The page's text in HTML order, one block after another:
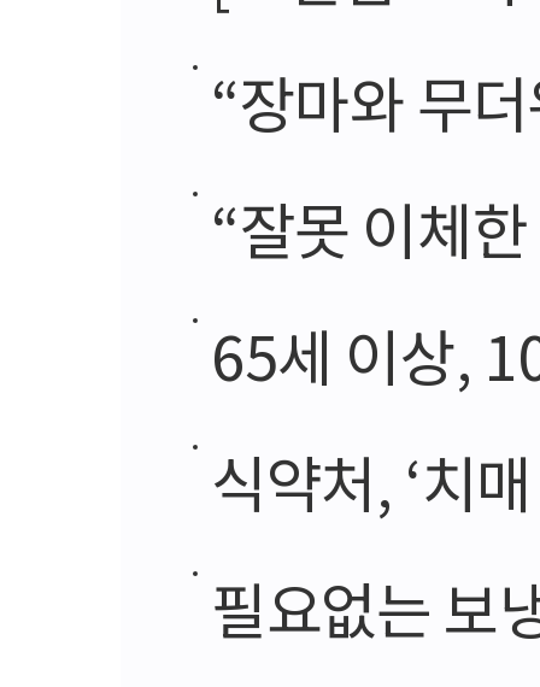
“장마와 무
“잘못 이체
65세 이상,
식약처, ‘치매
필요없는 보